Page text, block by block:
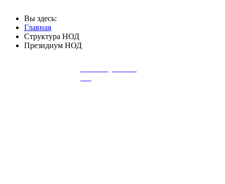
Вы здесь:
Главная
Структура НОД
Президиум НОД